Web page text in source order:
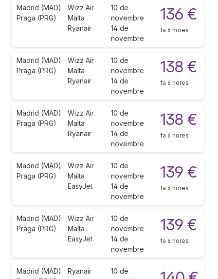
Madrid (MAD)
Praga (PRG)
Wizz Air
Malta
Ryanair
10 de
novembre
14 de
novembre
136 €
fa 6 hores
Madrid (MAD)
Praga (PRG)
Wizz Air
Malta
Ryanair
10 de
novembre
14 de
novembre
138 €
fa 6 hores
Madrid (MAD)
Praga (PRG)
Wizz Air
Malta
Ryanair
10 de
novembre
14 de
novembre
138 €
fa 6 hores
Madrid (MAD)
Praga (PRG)
Wizz Air
Malta
EasyJet
10 de
novembre
14 de
novembre
139 €
fa 6 hores
Madrid (MAD)
Praga (PRG)
Wizz Air
Malta
EasyJet
10 de
novembre
14 de
novembre
139 €
fa 6 hores
Madrid (MAD)
Ryanair
10 de